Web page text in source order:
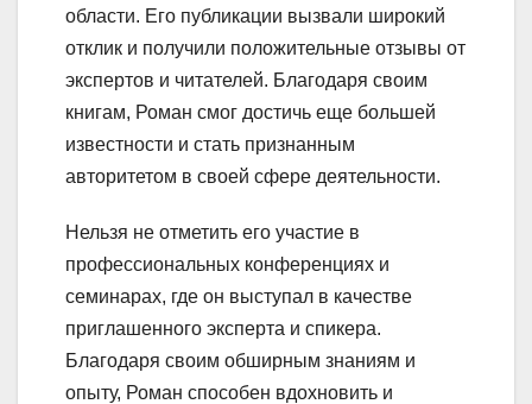
области. Его публикации вызвали широкий
отклик и получили положительные отзывы от
экспертов и читателей. Благодаря своим
книгам, Роман смог достичь еще большей
известности и стать признанным
авторитетом в своей сфере деятельности.
Нельзя не отметить его участие в
профессиональных конференциях и
семинарах, где он выступал в качестве
приглашенного эксперта и спикера.
Благодаря своим обширным знаниям и
опыту, Роман способен вдохновить и